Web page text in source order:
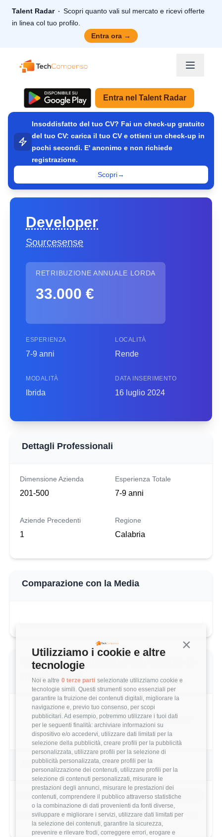
Continua
Utilizziamo i cookie e altre
tecnologie
Noi e altre 0 terze parti selezionate utilizziamo cookie e
tecnologie simili. Questi strumenti sono essenziali per
garantire la fruizione dei contenuti digitali, migliorare la
navigazione e, previo tuo consenso, per scopi
pubblicitari. Ad esempio, potremmo utilizzare i tuoi dati
per le seguenti finalità: archiviare informazioni su
dispositivo e/o accedervi, utilizzare dati limitati per la
selezione della pubblicità, creare profili per la pubblicità
personalizzata, utilizzare profili per la selezione di
pubblicità personalizzata, creare profili per la
personalizzazione dei contenuti, utilizzare profili per la
selezione di contenuti personalizzati, misurare le
prestazioni degli annunci, misurare le prestazioni dei
contenuti, comprendere il pubblico attraverso statistiche
o la combinazione di dati provenienti da fonti diverse,
sviluppare e migliorare i servizi, utilizzare dati limitati per
la selezione dei contenuti, garantire la sicurezza,
prevenire e rilevare frodi, correggere errori, erogare e
Talent Radar
Scopri quanto vali sul mercato e ricevi offerte
in linea col tuo profilo.
Entra ora →
TechCompenso
Entra nel Talent Radar
Insoddisfatto del tuo CV? Fai un check-up gratuito
del tuo CV: carica il tuo CV e ottieni un check-up in
pochi secondi. E' anonimo e non richiede
registrazione.
Scopri→
Developer
Sourcesense
RETRIBUZIONE ANNUALE LORDA
33.000 €
ESPERIENZA
7-9 anni
LOCALITÀ
Rende
MODALITÀ
Ibrida
DATA INSERIMENTO
16 luglio 2024
Dettagli Professionali
Dimensione Azienda
201-500
Esperienza Totale
7-9 anni
Aziende Precedenti
1
Regione
Calabria
Comparazione con la Media
Valutazione complessiva Sourcesense di
questo utente
3.0/5 Basato su 5 parametri di valutazione
Benefits & Compensi
Buoni Pasto 8€/giorno
Stock Options